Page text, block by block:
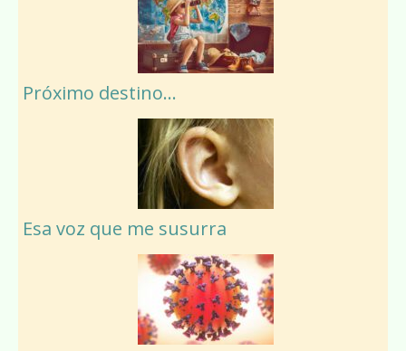
Próximo destino…
Esa voz que me susurra